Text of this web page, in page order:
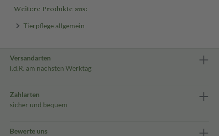
Weitere Produkte aus:
Tierpflege allgemein
Versandarten
i.d.R. am nächsten Werktag
Zahlarten
sicher und bequem
Bewerte uns